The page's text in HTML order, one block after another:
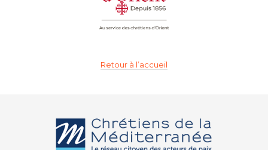
Retour à l’accueil